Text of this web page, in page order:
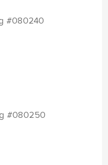
#080240
#080250